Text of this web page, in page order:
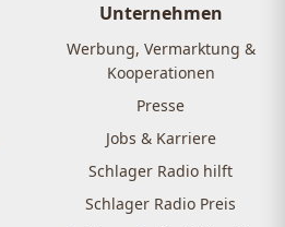
Unternehmen
Werbung, Vermarktung &
Kooperationen
Presse
Jobs & Karriere
Schlager Radio hilft
Schlager Radio Preis